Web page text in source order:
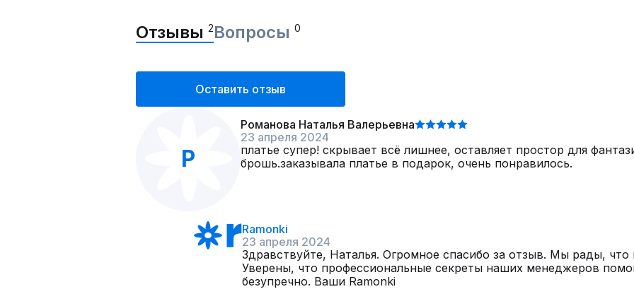
Отзывы 2Вопросы 0
Оставить отзыв
Р
Романова Наталья Валерьевна
23 апреля 2024
платье супер! скрывает всё лишнее, оставляет простор для
брошь.заказывала платье в подарок, очень понравилось.
Ramonki
23 апреля 2024
Здравствуйте, Наталья. Огромное спасибо за отзыв. Мы рады,
Уверены, что профессиональные секреты наших менеджеров
безупречно. Ваши Ramonki